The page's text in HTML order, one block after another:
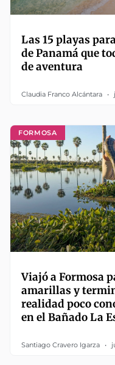
Las 15 playas
de Panamá que
de aventura
Claudia Franco Alcántara
FORMOSA
Viajó a Formosa
amarillas y
realidad poco
en el Bañado La
Santiago Cravero Igarza